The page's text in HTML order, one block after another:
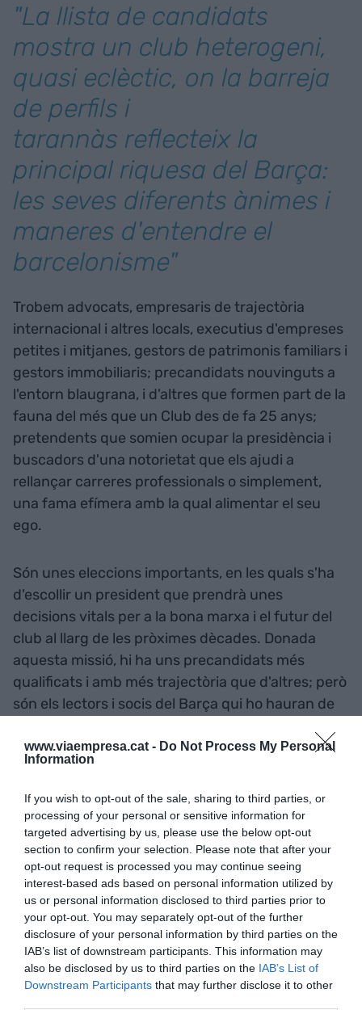
www.viaempresa.cat - Do Not Process My Personal
Information
If you wish to opt-out of the sale, sharing to third parties, or
processing of your personal or sensitive information for
targeted advertising by us, please use the below opt-out
section to confirm your selection. Please note that after your
opt-out request is processed you may continue seeing
interest-based ads based on personal information utilized by
us or personal information disclosed to third parties prior to
your opt-out. You may separately opt-out of the further
disclosure of your personal information by third parties on the
IAB’s list of downstream participants. This information may
also be disclosed by us to third parties on the IAB’s List of
Downstream Participants that may further disclose it to other
"La llista de candidats
mostra un club heterogeni,
quasi eclèctic, on la barreja
de perfils i
tarannàs reflecteix la
principal riquesa del Barça:
les seves diferents ànimes i
maneres d'entendre el
barcelonisme"
Trobem advocats, empresaris de trajectòria
internacional i altres locals, executius d'empreses
petites i mitjanes, gestors de patrimonis familiars i
gestors immobiliaris; precandidats nouvinguts a
l'entorn blaugrana, i d'altres que formen part de la
fauna del més que un Club des de fa 25 anys;
pretendents que somien ocupar la presidència i
buscadors d'una notorietat que els ajudi a
rellançar carreres professionals o simplement,
una fama efímera amb la qual alimentar el seu
ego.
Són unes eleccions importants, en les quals s'ha
d'escollir un president que prendrà unes
decisions vitals per a la bona marxa i el futur del
club al llarg de les pròximes dècades. Donada
aquesta missió, hi ha uns precandidats més
qualificats i amb més trajectòria que d'altres; però
són els lectors i socis del Barça qui ho hauran de
què és què i el perquè de tot plegat.
Quan es publicarà cada perfil?
5 de gener: Pere Riera
6 de gener: Lluís Fernàndez i Alà
7 de gener: Toni Freixa
8 de gener: Xavier Vilajoana